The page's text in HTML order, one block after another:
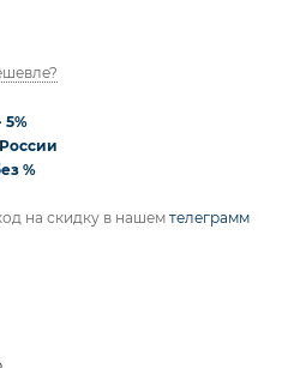
5%
%
на скидку в нашем телеграмм